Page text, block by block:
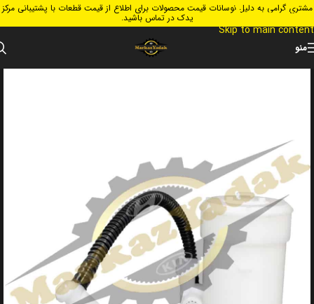
Skip to navigation
Skip to main content
مشتری گرامی به دلیل نوسانات قیمت محصولات برای اطلاع از قیمت قطعات با پشتیبانی مرکز
یدک در تماس باشید.
منو